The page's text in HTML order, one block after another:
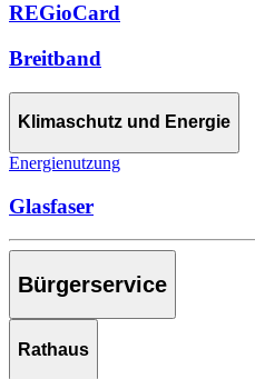
REGioCard
Breitband
Klimaschutz und Energie
Energienutzung
Glasfaser
Bürgerservice
Rathaus